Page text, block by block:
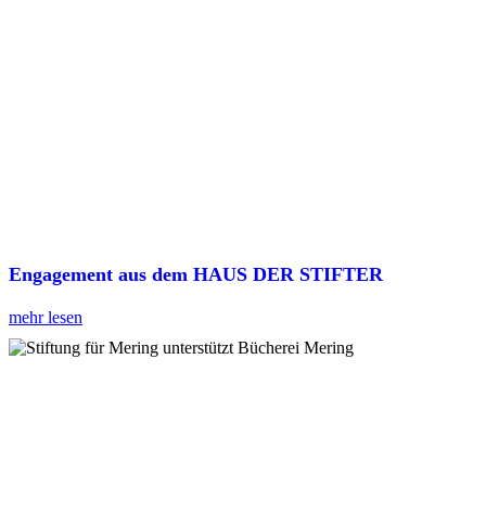
Engagement aus dem HAUS DER STIFTER
mehr lesen